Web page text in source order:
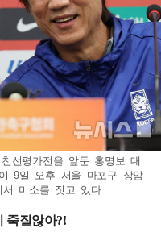
선평가전을 앞둔 홍명보 대
9일 오후 서울 마포구 상암
서 미소를 짓고 있다.